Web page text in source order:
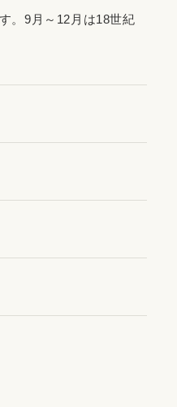
。9月～12月は18世紀